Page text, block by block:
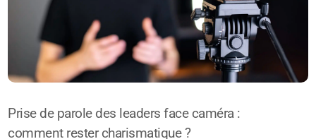
Prise de parole des leaders face caméra :
comment rester charismatique ?